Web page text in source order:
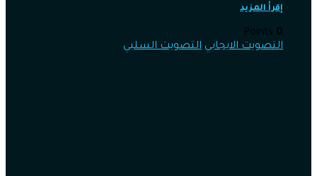
إقرأ المزيد
0
التصويت الايجابي التصويت السلبي